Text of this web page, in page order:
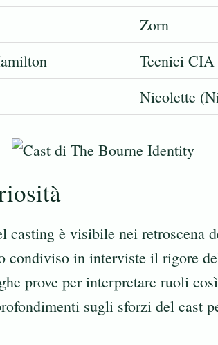
Zorn
Tecnici CIA
Nicolette
casting è visibile nei retroscena
condiviso in interviste il rigore
prove per interpretare ruoli
sugli sforzi del cast